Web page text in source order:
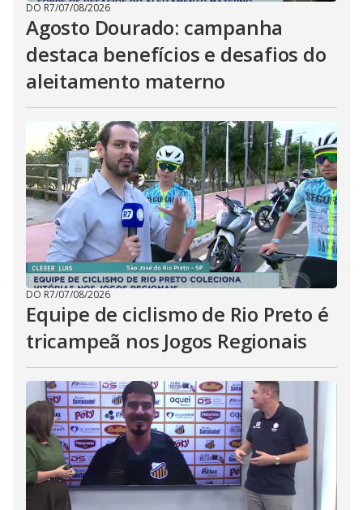
DO R7/07/08/2026
Agosto Dourado: campanha
destaca benefícios e desafios do
aleitamento materno
DO R7/07/08/2026
Equipe de ciclismo de Rio Preto é
tricampeã nos Jogos Regionais